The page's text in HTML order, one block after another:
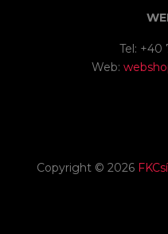
Tel:
Web:
Copyright © 2026